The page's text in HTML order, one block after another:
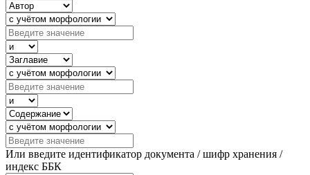
Или введите идентификатор документа / шифр хранения /
индекс ББК